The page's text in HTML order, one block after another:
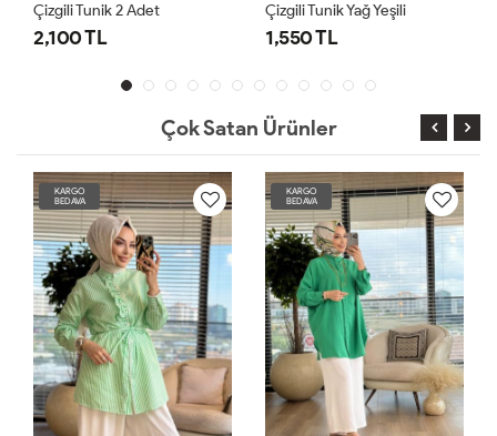
Çizgili Tunik 2 Adet
2,100 TL
Çizgili Tunik Yağ Yeşili
1,550 TL
Çok Satan Ürünler
KARGO
BEDAVA
KARGO
BEDAVA